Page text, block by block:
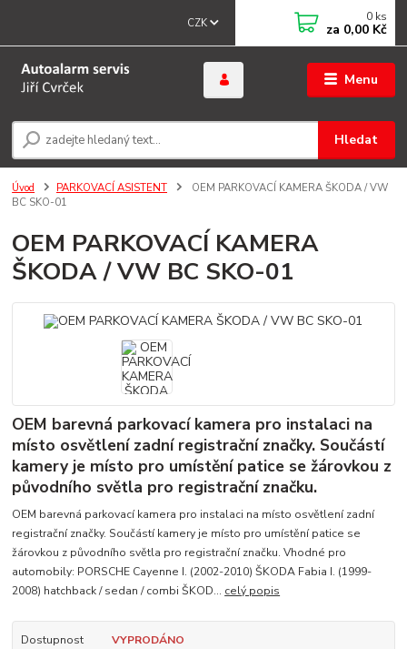
Menu
CZK
Hledat
0 ks
za 0,00 Kč
Úvod PARKOVACÍ ASISTENT
OEM PARKOVACÍ KAMERA ŠKODA / VW
BC SKO-01
OEM PARKOVACÍ KAMERA
ŠKODA / VW BC SKO-01
OEM barevná parkovací kamera pro instalaci na
místo osvětlení zadní registrační značky. Součástí
kamery je místo pro umístění patice se žárovkou z
původního světla pro registrační značku.
OEM barevná parkovací kamera pro instalaci na místo osvětlení zadní
registrační značky. Součástí kamery je místo pro umístění patice se
žárovkou z původního světla pro registrační značku. Vhodné pro
automobily: PORSCHE Cayenne I. (2002-2010) ŠKODA Fabia I. (1999-
2008) hatchback / sedan / combi ŠKOD... celý popis
Dostupnost VYPRODÁNO